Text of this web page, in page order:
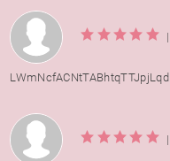
|
LWmNcfACNtTABhtqTTJpjLqd
|